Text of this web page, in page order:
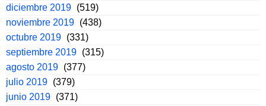
diciembre 2019 (519)
noviembre 2019 (438)
octubre 2019 (331)
septiembre 2019 (315)
agosto 2019 (377)
julio 2019 (379)
junio 2019 (371)